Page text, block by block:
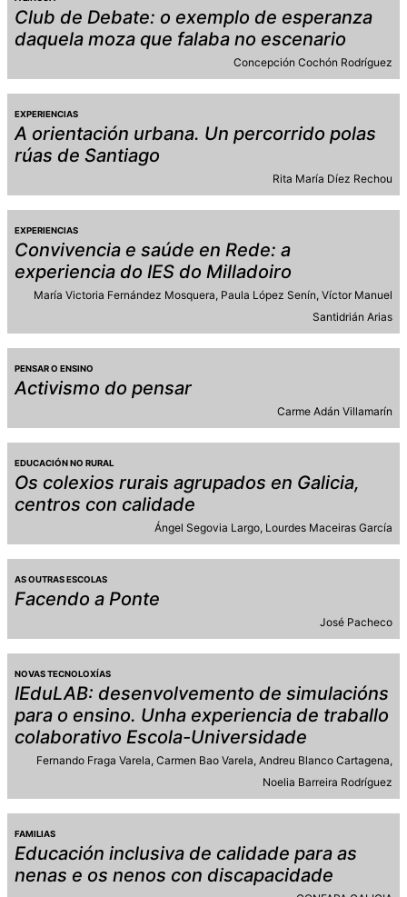
Club de Debate: o exemplo de esperanza
daquela moza que falaba no escenario
Concepción Cochón Rodríguez
EXPERIENCIAS
A orientación urbana. Un percorrido polas
rúas de Santiago
Rita María Díez Rechou
EXPERIENCIAS
Convivencia e saúde en Rede: a
experiencia do IES do Milladoiro
María Victoria Fernández Mosquera Paula López Senín Víctor Manuel
Santidrián Arias
PENSAR O ENSINO
Activismo do pensar
Carme Adán Villamarín
EDUCACIÓN NO RURAL
Os colexios rurais agrupados en Galicia,
centros con calidade
Ángel Segovia Largo Lourdes Maceiras García
AS OUTRAS ESCOLAS
Facendo a Ponte
José Pacheco
NOVAS TECNOLOXÍAS
IEduLAB: desenvolvemento de simulacións
para o ensino. Unha experiencia de traballo
colaborativo Escola-Universidade
Fernando Fraga Varela Carmen Bao Varela Andreu Blanco Cartagena
Noelia Barreira Rodríguez
FAMILIAS
Educación inclusiva de calidade para as
nenas e os nenos con discapacidade